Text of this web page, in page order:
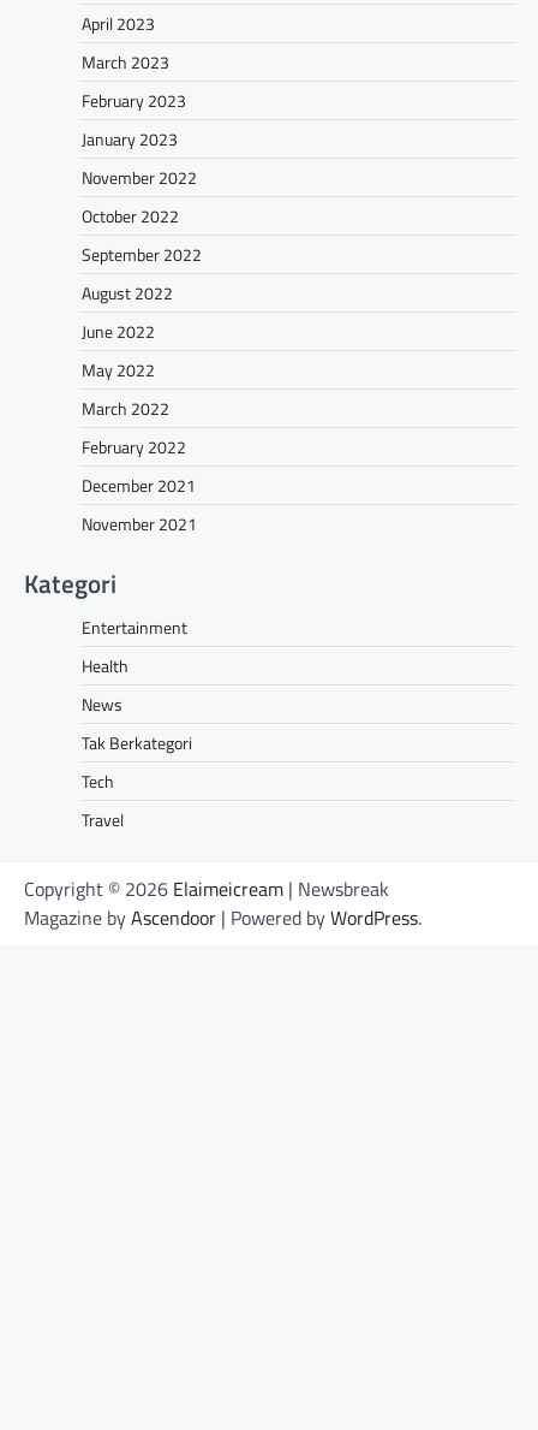
April 2023
March 2023
February 2023
January 2023
November 2022
October 2022
September 2022
August 2022
June 2022
May 2022
March 2022
February 2022
December 2021
November 2021
Kategori
Entertainment
Health
News
Tak Berkategori
Tech
Travel
Copyright © 2026 Elaimeicream | Newsbreak
Magazine byAscendoor | Powered byWordPress.